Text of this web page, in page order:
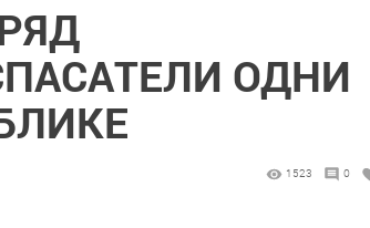
ОДНИ
1523 0